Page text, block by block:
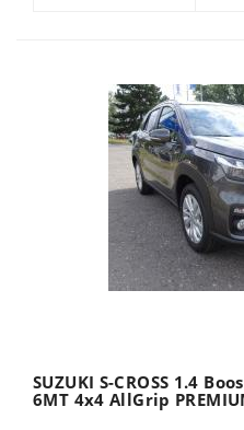
SUZUKI S-CROSS 1.4
6MT 4x4 AllGrip